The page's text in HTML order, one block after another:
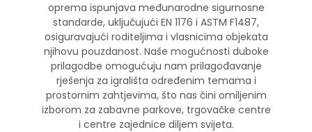
oprema ispunjava međunarodne sigurnosne
standarde, uključujući EN 1176 i ASTM F1487,
osiguravajući roditeljima i vlasnicima objekata
njihovu pouzdanost. Naše mogućnosti duboke
prilagodbe omogućuju nam prilagođavanje
rješenja za igrališta određenim temama i
prostornim zahtjevima, što nas čini omiljenim
izborom za zabavne parkove, trgovačke centre
i centre zajednice diljem svijeta.